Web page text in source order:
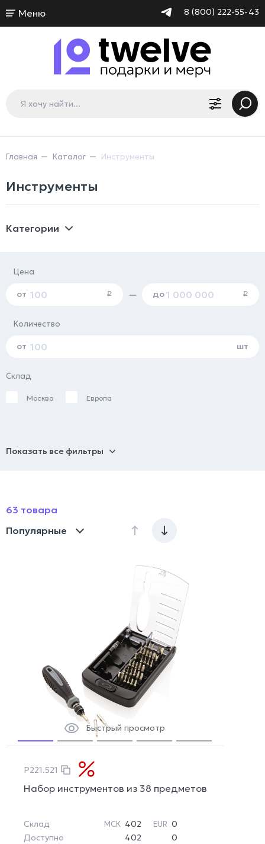
Меню 8 (800) 222-55-43
Главная Каталог Инструменты
Инструменты
Категории
Цена
от i — до i
Количество
от шт
Склад
Москва Европа
Показать все фильтры
63 товара
Популярные
Быстрый просмотр
P221.521
Набор инструментов из 38 предметов
Склад МСК 402 EUR 0
Доступно
402
0